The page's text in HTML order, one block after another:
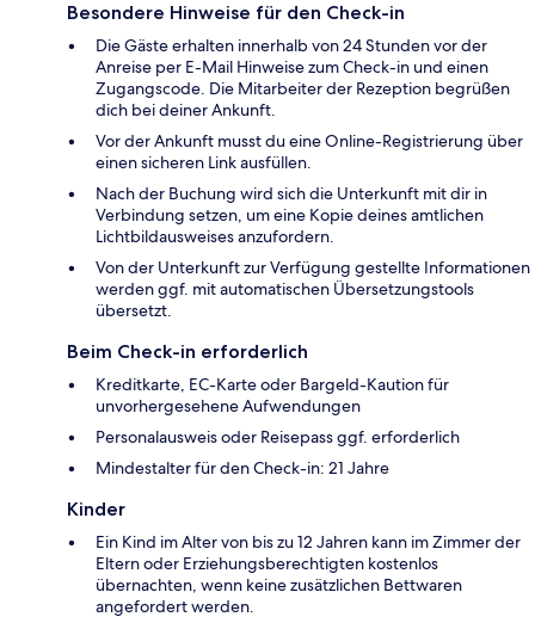
Besondere Hinweise für den Check-in
Die Gäste erhalten innerhalb von 24 Stunden vor der
Anreise per E-Mail Hinweise zum Check-in und einen
Zugangscode. Die Mitarbeiter der Rezeption begrüßen
dich bei deiner Ankunft.
Vor der Ankunft musst du eine Online-Registrierung über
einen sicheren Link ausfüllen.
Nach der Buchung wird sich die Unterkunft mit dir in
Verbindung setzen, um eine Kopie deines amtlichen
Lichtbildausweises anzufordern.
Von der Unterkunft zur Verfügung gestellte Informationen
werden ggf. mit automatischen Übersetzungstools
übersetzt.
Beim Check-in erforderlich
Kreditkarte, EC-Karte oder Bargeld-Kaution für
unvorhergesehene Aufwendungen
Personalausweis oder Reisepass ggf. erforderlich
Mindestalter für den Check-in: 21 Jahre
Kinder
Ein Kind im Alter von bis zu 12 Jahren kann im Zimmer der
Eltern oder Erziehungsberechtigten kostenlos
übernachten, wenn keine zusätzlichen Bettwaren
angefordert werden.